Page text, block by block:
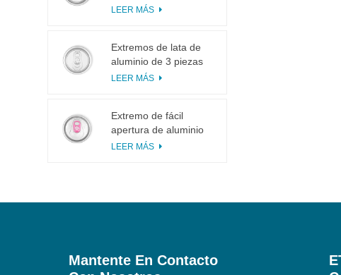
lengüeta del tirón del
LEER MÁS
Extremos de lata de
aluminio de 3 piezas
200 SOT para
LEER MÁS
Extremo de fácil
apertura de aluminio
inciso con pestaña
LEER MÁS
Mantente En Contacto